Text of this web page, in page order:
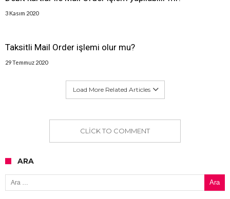
3 Kasım 2020
Taksitli Mail Order işlemi olur mu?
29 Temmuz 2020
Load More Related Articles
CLICK TO COMMENT
ARA
Arama: